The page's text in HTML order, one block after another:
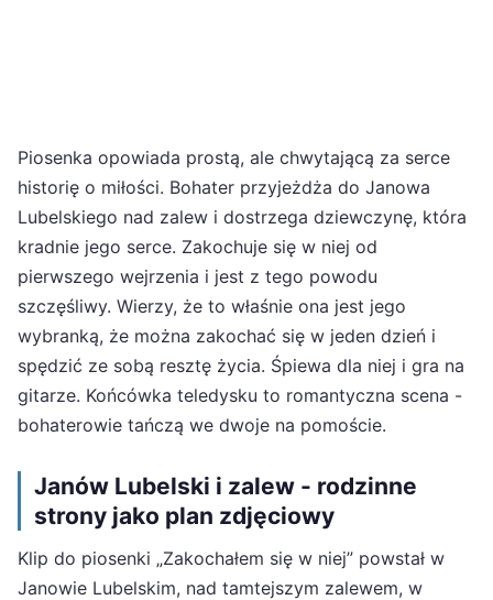
Piosenka opowiada prostą, ale chwytającą za serce
historię o miłości. Bohater przyjeżdża do Janowa
Lubelskiego nad zalew i dostrzega dziewczynę, która
kradnie jego serce. Zakochuje się w niej od
pierwszego wejrzenia i jest z tego powodu
szczęśliwy. Wierzy, że to właśnie ona jest jego
wybranką, że można zakochać się w jeden dzień i
spędzić ze sobą resztę życia. Śpiewa dla niej i gra na
gitarze. Końcówka teledysku to romantyczna scena -
bohaterowie tańczą we dwoje na pomoście.
Janów Lubelski i zalew - rodzinne
strony jako plan zdjęciowy
Klip do piosenki „Zakochałem się w niej” powstał w
Janowie Lubelskim, nad tamtejszym zalewem, w